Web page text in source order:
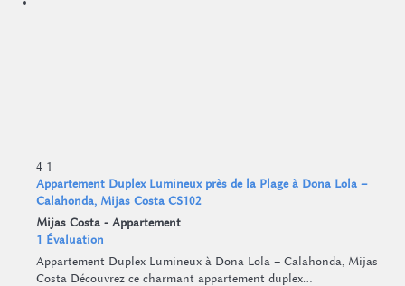
4 1
Appartement Duplex Lumineux près de la Plage à Dona Lola –
Calahonda, Mijas Costa CS102
Mijas Costa - Appartement
1 Évaluation
Appartement Duplex Lumineux à Dona Lola – Calahonda, Mijas
Costa Découvrez ce charmant appartement duplex...